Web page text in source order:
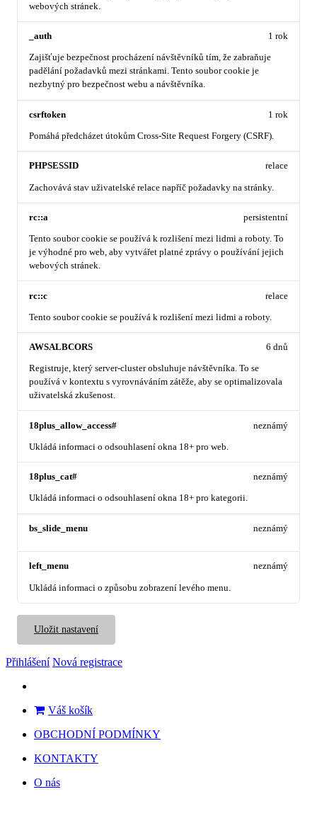
webových stránek.
_auth
Zajišťuje bezpečnost procházení návštěvníků tím, že zabraňuje
padělání požadavků mezi stránkami. Tento soubor cookie je
nezbytný pro bezpečnost webu a návštěvníka.
1 rok
csrftoken
Pomáhá předcházet útokům Cross-Site Request Forgery (CSRF).
1 rok
PHPSESSID
Zachovává stav uživatelské relace napříč požadavky na stránky.
relace
rc::a
Tento soubor cookie se používá k rozlišení mezi lidmi a roboty. To
je výhodné pro web, aby vytvářet platné zprávy o používání jejich
webových stránek.
persistentní
rc::c
Tento soubor cookie se používá k rozlišení mezi lidmi a roboty.
relace
AWSALBCORS
Registruje, který server-cluster obsluhuje návštěvníka. To se
používá v kontextu s vyrovnáváním zátěže, aby se optimalizovala
uživatelská zkušenost.
6 dnů
18plus_allow_access#
Ukládá informaci o odsouhlasení okna 18+ pro web.
neznámý
18plus_cat#
Ukládá informaci o odsouhlasení okna 18+ pro kategorii.
neznámý
bs_slide_menu neznámý
left_menu
Ukládá informaci o způsobu zobrazení levého menu.
neznámý
Uložit nastavení
Přihlášení Nová registrace
Váš košík
OBCHODNÍ PODMÍNKY
KONTAKTY
O nás